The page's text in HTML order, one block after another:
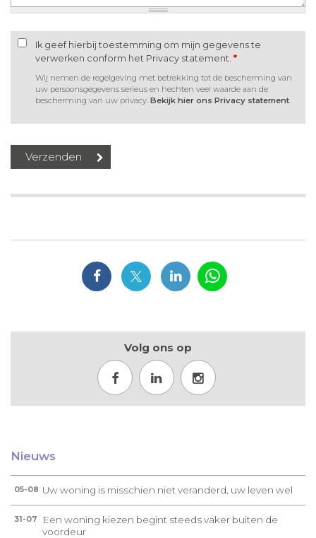
Ik geef hierbij toestemming om mijn gegevens te
verwerken conform het Privacy statement. *
Wij nemen de regelgeving met betrekking tot de bescherming van
uw persoonsgegevens serieus en hechten veel waarde aan de
bescherming van uw privacy. Bekijk hier ons Privacy statement
Volg ons op
Nieuws
05-08 Uw woning is misschien niet veranderd, uw leven wel
31-07
Een woning kiezen begint steeds vaker buiten de
voordeur